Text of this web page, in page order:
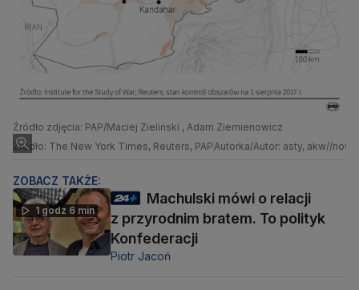
Źródło zdjęcia: PAP/Maciej Zieliński , Adam Ziemienowicz
Źródło: The New York Times, Reuters, PAP Autorka/Autor: asty, akw//
ZOBACZ TAKŻE:
1 godz 6 min
Machulski mówi o relacji
z przyrodnim bratem. To polityk
Konfederacji
Piotr Jacoń